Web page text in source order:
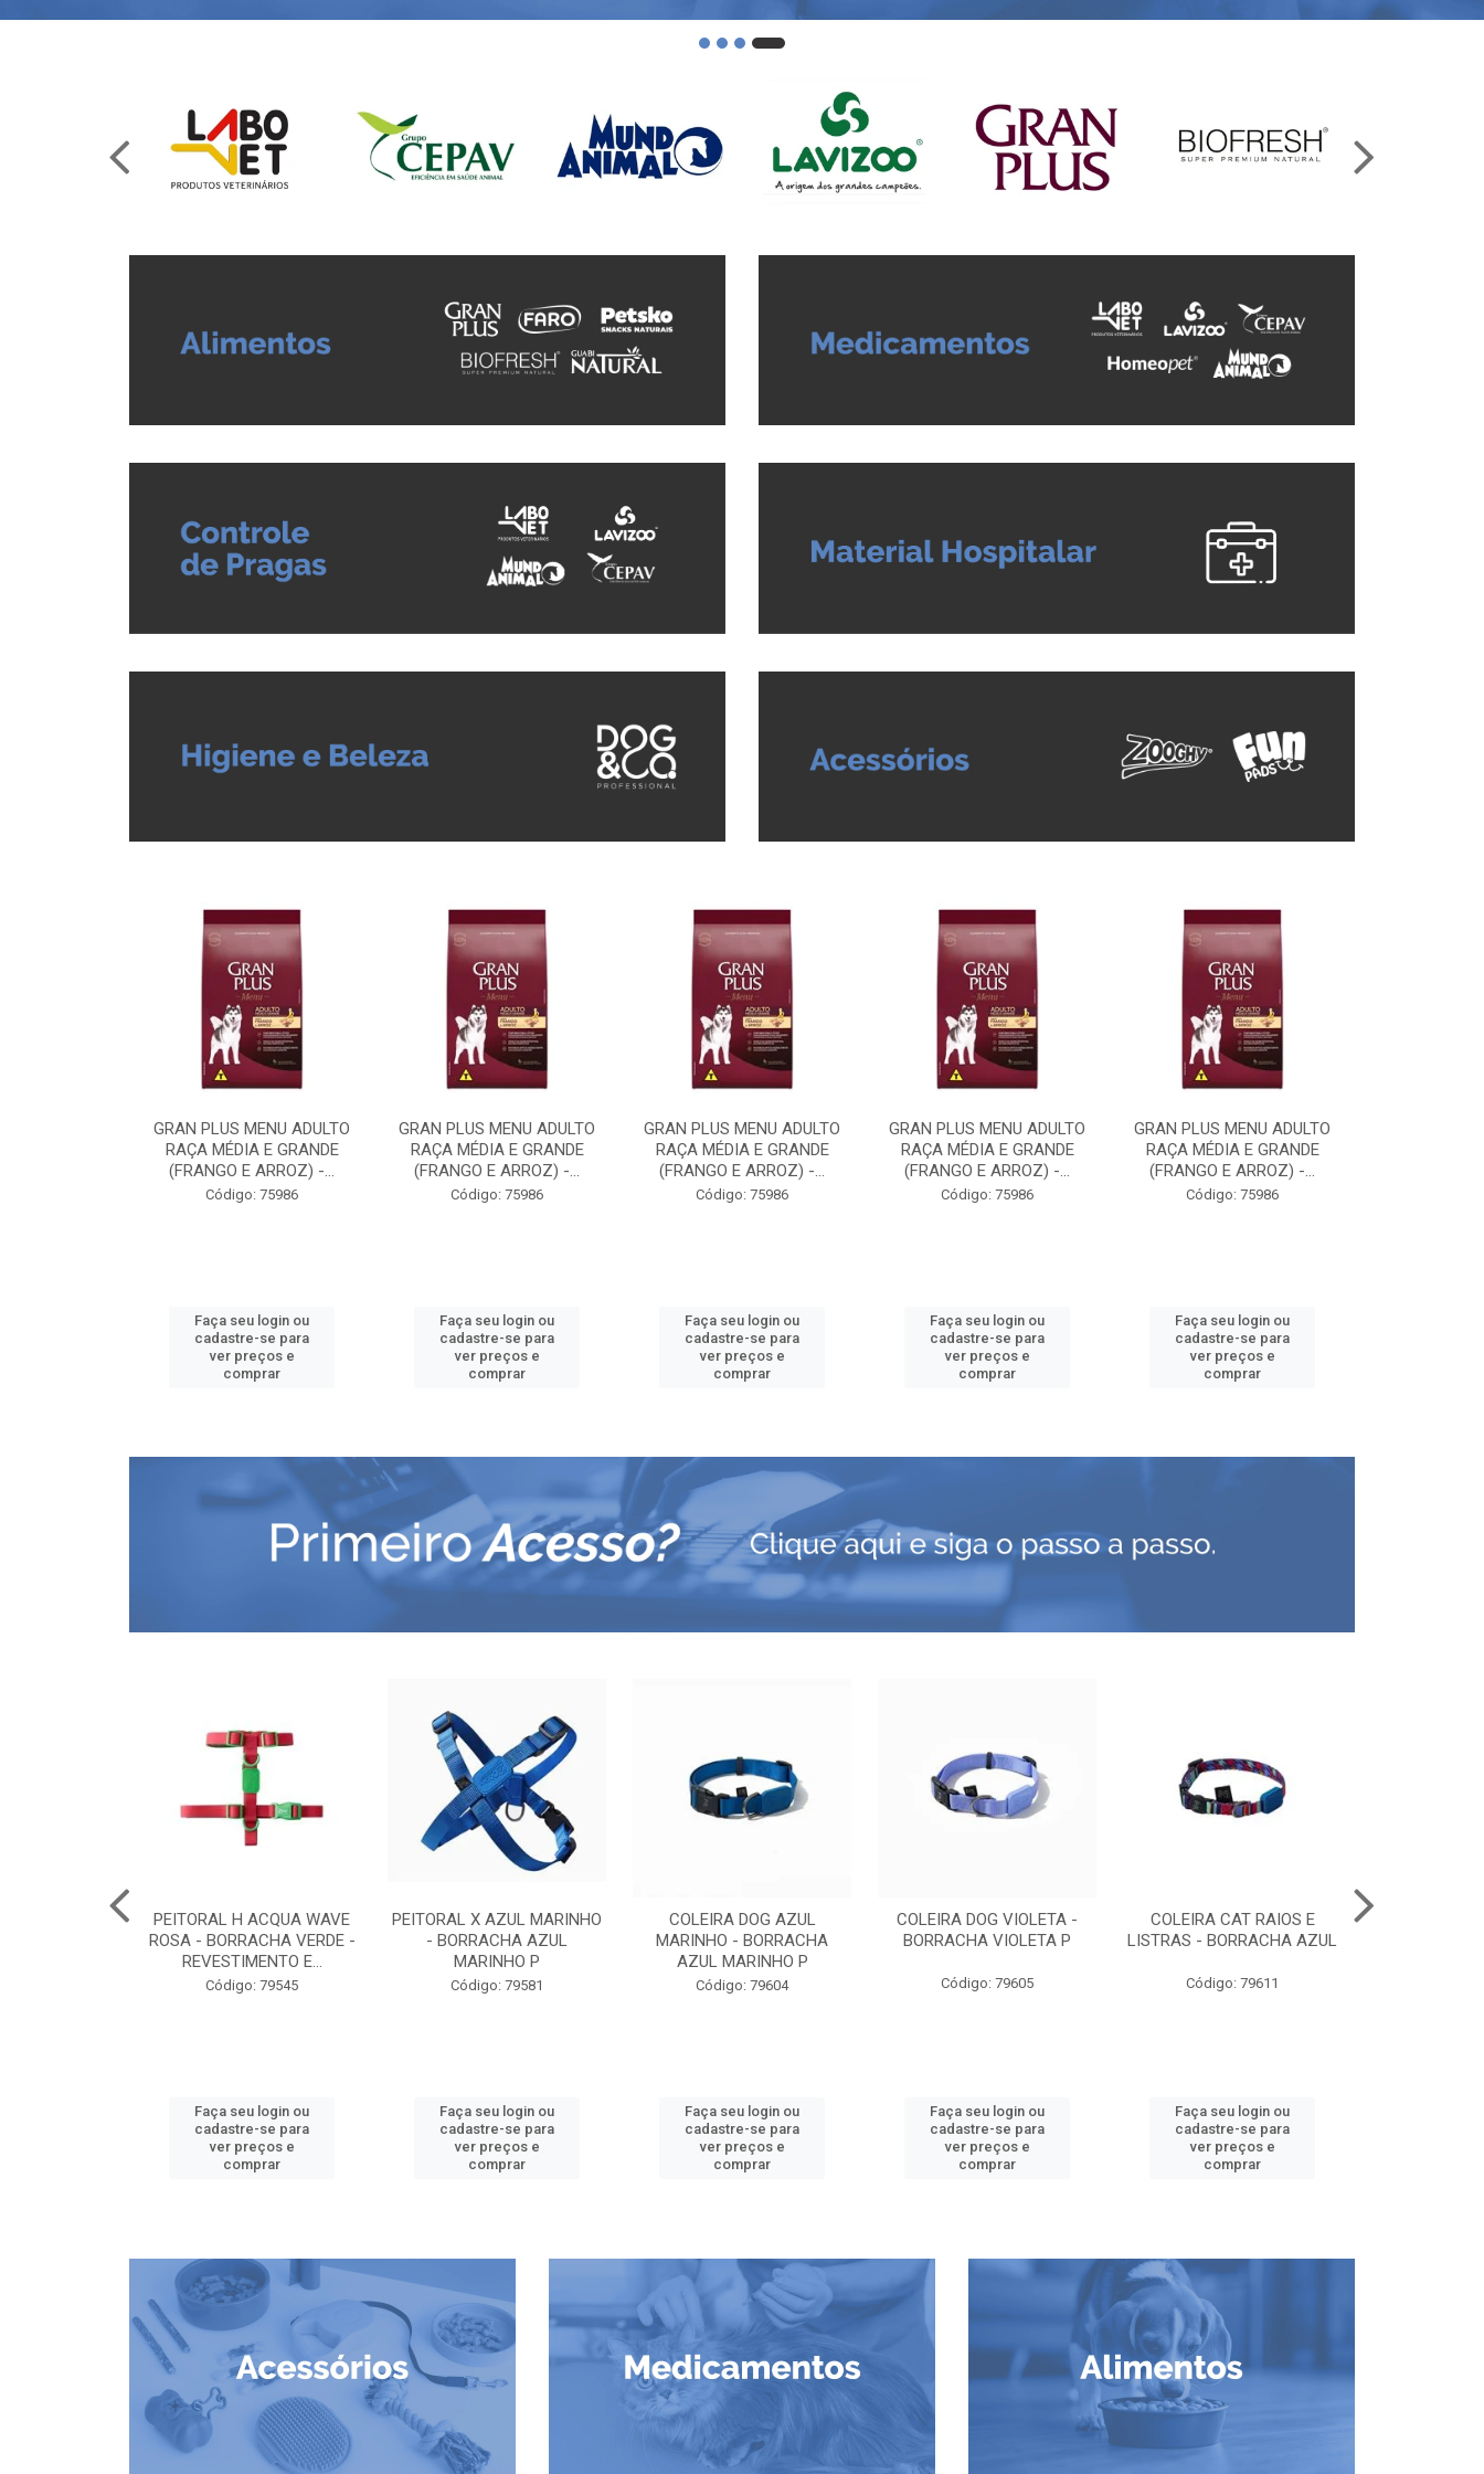
GRAN PLUS MENU ADULTO
RAÇA MÉDIA E GRANDE
(FRANGO E ARROZ) -...
Código: 75986
Faça seu login ou
cadastre-se para
ver preços e
comprar
GRAN PLUS MENU ADULTO
RAÇA MÉDIA E GRANDE
(FRANGO E ARROZ) -...
Código: 75986
Faça seu login ou
cadastre-se para
ver preços e
comprar
GRAN PLUS MENU ADULTO
RAÇA MÉDIA E GRANDE
(FRANGO E ARROZ) -...
Código: 75986
Faça seu login ou
cadastre-se para
ver preços e
comprar
GRAN PLUS MENU ADULTO
RAÇA MÉDIA E GRANDE
(FRANGO E ARROZ) -...
Código: 75986
Faça seu login ou
cadastre-se para
ver preços e
comprar
GRAN PLUS MENU ADULTO
RAÇA MÉDIA E GRANDE
(FRANGO E ARROZ) -...
Código: 75986
Faça seu login ou
cadastre-se para
ver preços e
comprar
PEITORAL H ACQUA WAVE
ROSA - BORRACHA VERDE -
REVESTIMENTO E...
Código: 79545
Faça seu login ou
cadastre-se para
ver preços e
comprar
PEITORAL X AZUL MARINHO
- BORRACHA AZUL
MARINHO P
Código: 79581
Faça seu login ou
cadastre-se para
ver preços e
comprar
COLEIRA DOG AZUL
MARINHO - BORRACHA
AZUL MARINHO P
Código: 79604
Faça seu login ou
cadastre-se para
ver preços e
comprar
COLEIRA DOG VIOLETA -
BORRACHA VIOLETA P
Código: 79605
Faça seu login ou
cadastre-se para
ver preços e
comprar
COLEIRA CAT RAIOS E
LISTRAS - BORRACHA AZUL
Código: 79611
Faça seu login ou
cadastre-se para
ver preços e
comprar